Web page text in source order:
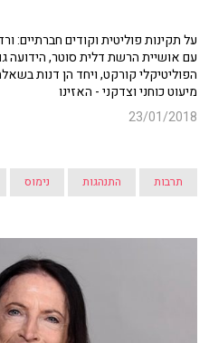
על תקינות פוליטית וקודים חברתיים:
עם אושיית הרשת דלית סוטר, הידועה
הפוליטיקלי קורקט, ויחד הן דנות
מיעוט כוחני וצדקני - האזינו
23/01/2018
תרבות התנהגות נימוס